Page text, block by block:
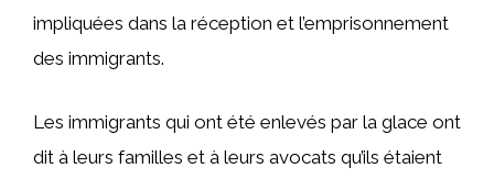
impliquées dans la réception et l’emprisonnement
des immigrants.
Les immigrants qui ont été enlevés par la glace ont
dit à leurs familles et à leurs avocats qu’ils étaient